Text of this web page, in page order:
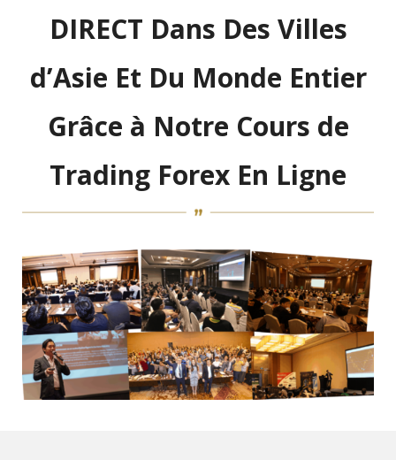
DIRECT Dans Des Villes
d’Asie Et Du Monde Entier
Grâce à Notre Cours de
Trading Forex En Ligne